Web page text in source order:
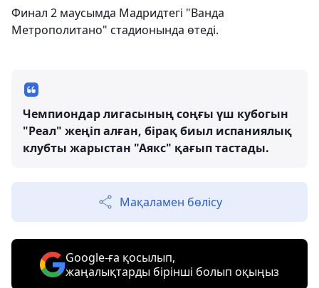
Финал 2 маусымда Мадридтегі "Ванда
Метрополитано" стадионында өтеді.
Чемпиондар лигасының соңғы үш кубогын
"Реал" жеңіп алған, бірақ биыл испаниялық
клубты жарыстан "Аякс" қағып тастады.
Мақаламен бөлісу
Google-ға қосылып,
жаңалықтарды бірінші болып оқыңыз